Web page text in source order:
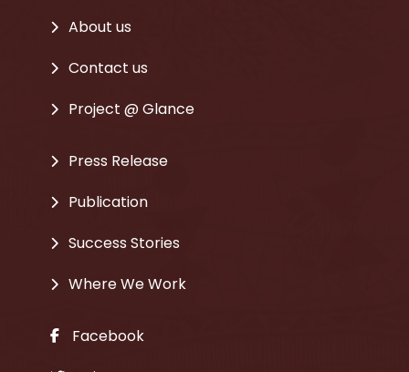
About us
Contact us
Project @ Glance
Press Release
Publication
Success Stories
Where We Work
Facebook